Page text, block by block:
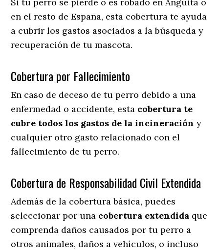
en el resto de España, esta cobertura te ayuda
a cubrir los gastos asociados a la búsqueda y
recuperación de tu mascota.
Cobertura por Fallecimiento
En caso de deceso de tu perro debido a una
enfermedad o accidente, esta cobertura te
cubre todos los gastos de la incineración y
cualquier otro gasto relacionado con el
fallecimiento de tu perro.
Cobertura de Responsabilidad Civil Extendida
Además de la cobertura básica, puedes
seleccionar por una cobertura extendida que
comprenda daños causados por tu perro a
otros animales, daños a vehículos, o incluso